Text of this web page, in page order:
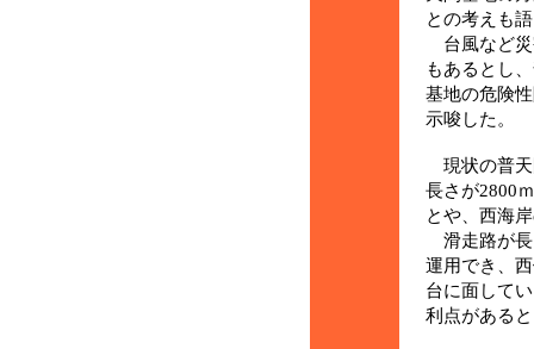
との考えも
台風など災
もあるとし
基地の危険
示唆した。
現状の普天
長さが2800
とや、西海
滑走路が長
運用でき、
台に面して
利点がある